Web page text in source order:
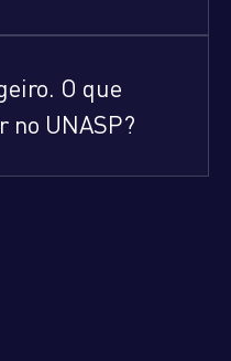
O que
no UNASP?